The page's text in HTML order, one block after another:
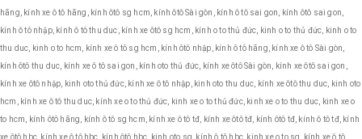
hãng, kính xe ô tô hãng, kính ôtô sg hcm, kính ôtô Sài gòn, kính ô tô sai gon, kính ôtô sai gon,
kính ô tô nhập, kính ô tô thu duc, kính xe ôtô sg hcm, kính o to thủ đức, kinh o to thủ đức, kinh o to
thu duc, kinh o to hcm, kính xe ô tô sg hcm, kính ôtô nhập, kính ô tô hãng, kính xe ô tô Sài gòn,
kính ôtô thu duc, kính xe ô tô sai gon, kính oto thủ đức, kính xe ôtô Sài gòn, kính xe ôtô sai gon,
kính xe ôtô nhập, kinh oto thủ đức, kính xe ô tô nhập, kinh oto thu duc, kính xe ôtô thu duc, kinh oto
hcm, kính xe ô tô thu duc, kính xe o to thủ đức, kinh xe o to thủ đức, kinh xe o to thu duc, kinh xe o
to hcm, kính ôtô hãng, kính ô tô sg hcm, kính xe ô tô tđ, kính xe ôtô tđ, kính ôtô tđ, kính ô tô tđ, kính
xe ôtô hbc, kính xe ô tô hbc, kính ôtô hbc, kinh oto sg, kính ô tô hbc, kinh xe o to sg, kính xe ô tô